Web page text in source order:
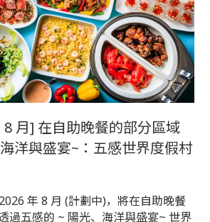
8 月] 在自助晚餐的部分區域
洋與盛宴~：五感世界度假村
年 8 月 (計劃中)，將在自助晚餐
過五感的 ~ 陽光、海洋與盛宴~ 世界